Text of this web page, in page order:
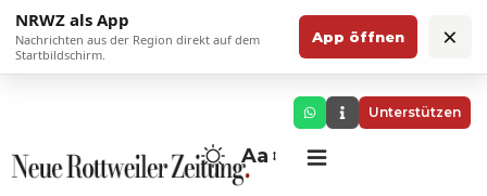
NRWZ als App
Nachrichten aus der Region direkt auf dem
Startbildschirm.
App öffnen ×
Unterstützen
Aa